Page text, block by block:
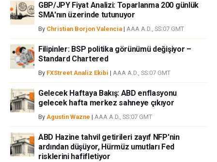
GBP/JPY Fiyat Analizi: Toparlanma 200 günlük
SMA'nın üzerinde tutunuyor
By Christian Borjon Valencia | AAA A.D., SS:07 GMT
Filipinler: BSP politika görünümü değişiyor –
Standard Chartered
By FXStreet Analiz Ekibi | AAA A.D., SS:07 GMT
Gelecek Haftaya Bakış: ABD enflasyonu
gelecek hafta merkez sahneye çıkıyor
By Agustin Wazne | AAA A.D., SS:07 GMT
ABD Hazine tahvil getirileri zayıf NFP'nin
ardından düşüyor, Hürmüz umutları Fed
risklerini hafifletiyor